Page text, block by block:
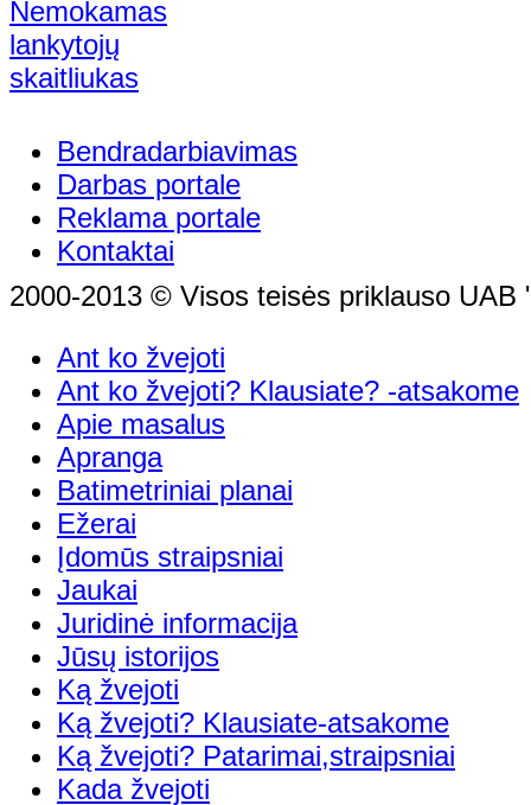
Bendradarbiavimas
Darbas portale
Reklama portale
Kontaktai
2000-2013 © Visos teisės priklauso UAB
Ant ko žvejoti
Ant ko žvejoti? Klausiate? -atsakome
Apie masalus
Apranga
Batimetriniai planai
Ežerai
Įdomūs straipsniai
Jaukai
Juridinė informacija
Jūsų istorijos
Ką žvejoti
Ką žvejoti? Klausiate-atsakome
Ką žvejoti? Patarimai,straipsniai
Kada žvejoti